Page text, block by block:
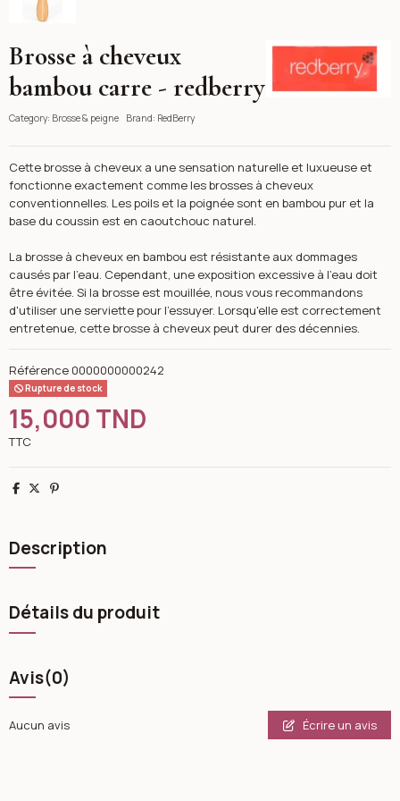
RedBerry
Brosse à cheveux
bambou carre - redberry
Category: Brosse & peigne Brand: RedBerry
Cette brosse à cheveux a une sensation naturelle et luxueuse et
fonctionne exactement comme les brosses à cheveux
conventionnelles. Les poils et la poignée sont en bambou pur et la
base du coussin est en caoutchouc naturel.
La brosse à cheveux en bambou est résistante aux dommages
causés par l'eau. Cependant, une exposition excessive à l'eau doit
être évitée. Si la brosse est mouillée, nous vous recommandons
d'utiliser une serviette pour l'essuyer. Lorsqu'elle est correctement
entretenue, cette brosse à cheveux peut durer des décennies.
Référence 0000000000242
Rupture de stock
15,000 TND
TTC
Partager
TweetPinterest
Description
Détails du produit
Avis(0)
Aucun avis Écrire un avis